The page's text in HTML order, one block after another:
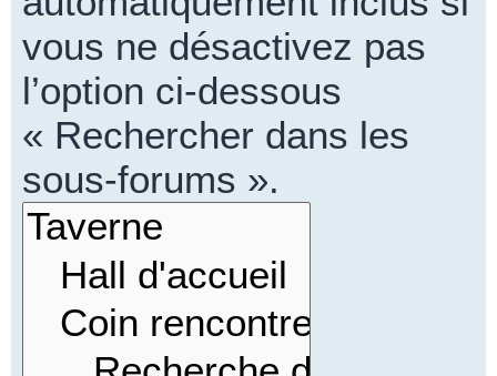
vous ne désactivez pas
l’option ci-dessous
« Rechercher dans les
sous-forums ».